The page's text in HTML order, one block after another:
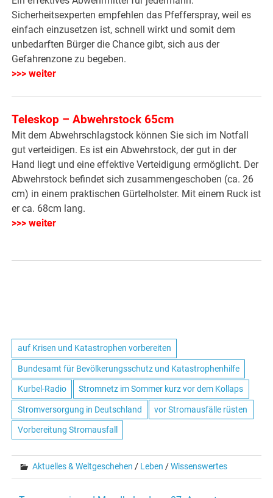
Sicherheitsexperten empfehlen das Pfefferspray, weil es
einfach einzusetzen ist, schnell wirkt und somit dem
unbedarften Bürger die Chance gibt, sich aus der
Gefahrenzone zu begeben.
>>> weiter
Teleskop – Abwehrstock 65cm
Mit dem Abwehrschlagstock können Sie sich im Notfall
gut verteidigen. Es ist ein Abwehrstock, der gut in der
Hand liegt und eine effektive Verteidigung ermöglicht. Der
Abwehrstock befindet sich zusammengeschoben (ca. 26
cm) in einem praktischen Gürtelholster. Mit einem Ruck ist
er ca. 68cm lang.
>>> weiter
auf Krisen und Katastrophen vorbereiten
Bundesamt für Bevölkerungsschutz und Katastrophenhilfe
Kurbel-Radio Stromnetz im Sommer kurz vor dem Kollaps
Stromversorgung in Deutschland vor Stromausfälle rüsten
Vorbereitung Stromausfall
Aktuelles & Weltgeschehen / Leben /Wissenswertes